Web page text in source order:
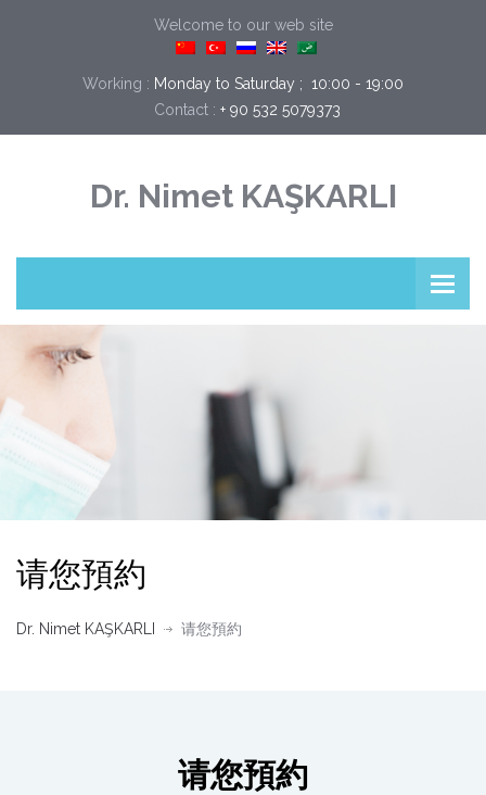
Welcome to our web site
Working : Monday to Saturday ;  10:00 - 19:00
Contact : + 90 532 5079373
Dr. Nimet KAŞKARLI
请您預約
Dr. Nimet KAŞKARLI 请您預約
请您預約